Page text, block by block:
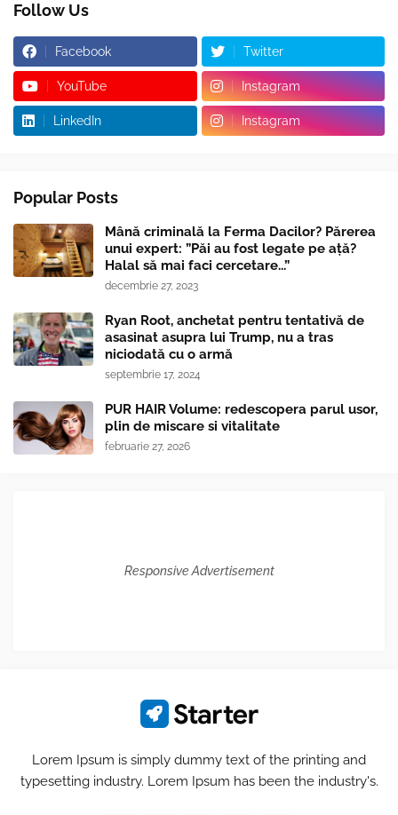
Follow Us
Facebook Twitter
YouTube Instagram
LinkedIn Instagram
Popular Posts
Mână criminală la Ferma Dacilor? Părerea
unui expert: ”Păi au fost legate pe ață?
Halal să mai faci cercetare...”
decembrie 27, 2023
Ryan Root, anchetat pentru tentativă de
asasinat asupra lui Trump, nu a tras
niciodată cu o armă
septembrie 17, 2024
PUR HAIR Volume: redescopera parul usor,
plin de miscare si vitalitate
februarie 27, 2026
Responsive Advertisement
Lorem Ipsum is simply dummy text of the printing and
typesetting industry. Lorem Ipsum has been the industry's.